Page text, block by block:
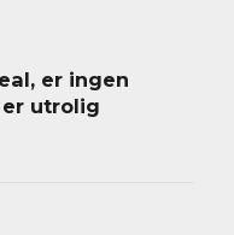
er ingen
utrolig